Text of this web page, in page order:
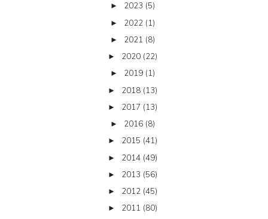
► 2023 (5)
► 2022 (1)
► 2021 (8)
► 2020 (22)
► 2019 (1)
► 2018 (13)
► 2017 (13)
► 2016 (8)
► 2015 (41)
► 2014 (49)
► 2013 (56)
► 2012 (45)
► 2011 (80)